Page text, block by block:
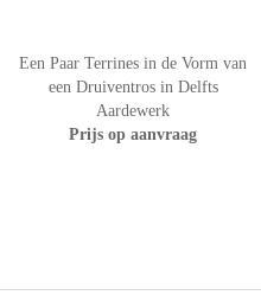
Een Paar Terrines in de Vorm van
een Druiventros in Delfts
Aardewerk
Prijs op aanvraag